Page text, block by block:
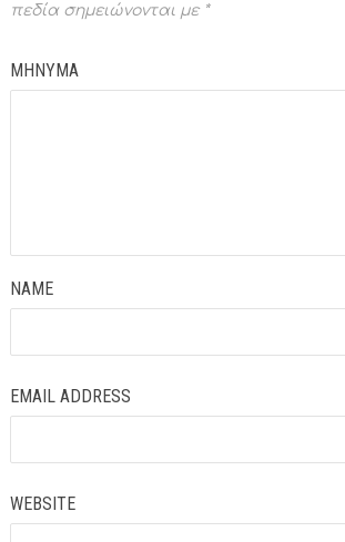
πεδία σημειώνονται με *
ΜΗΝΥΜΑ
NAME
EMAIL ADDRESS
WEBSITE